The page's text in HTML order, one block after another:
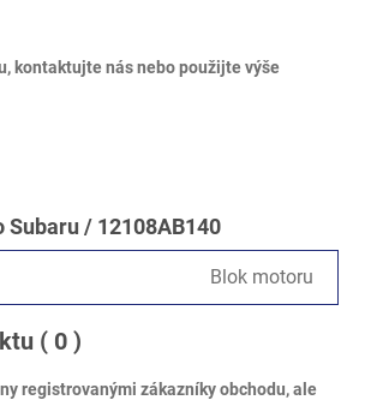
kontaktujte nás nebo použijte výše
/ 12108AB140
Blok motoru
( 0 )
registrovanými zákazníky obchodu, ale